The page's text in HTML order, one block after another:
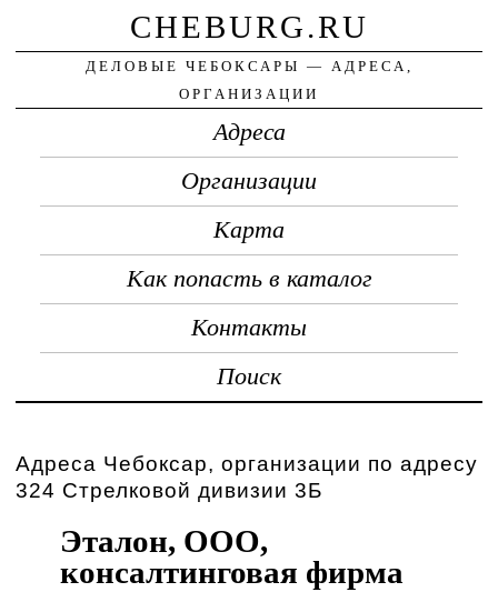
CHEBURG.RU
ДЕЛОВЫЕ ЧЕБОКСАРЫ — АДРЕСА,
ОРГАНИЗАЦИИ
Адреса
Организации
Карта
Как попасть в каталог
Контакты
Поиск
Адреса Чебоксар, организации по адресу
324 Стрелковой дивизии 3Б
Эталон, ООО,
консалтинговая фирма